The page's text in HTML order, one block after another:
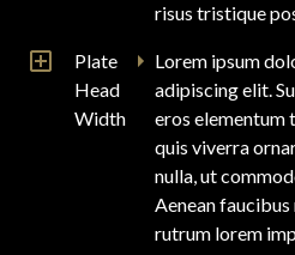
risus tristique
Plate
Head
Width
Lorem ipsum
adipiscing elit.
eros elementum
quis viverra
nulla, ut
Aenean
rutrum lorem